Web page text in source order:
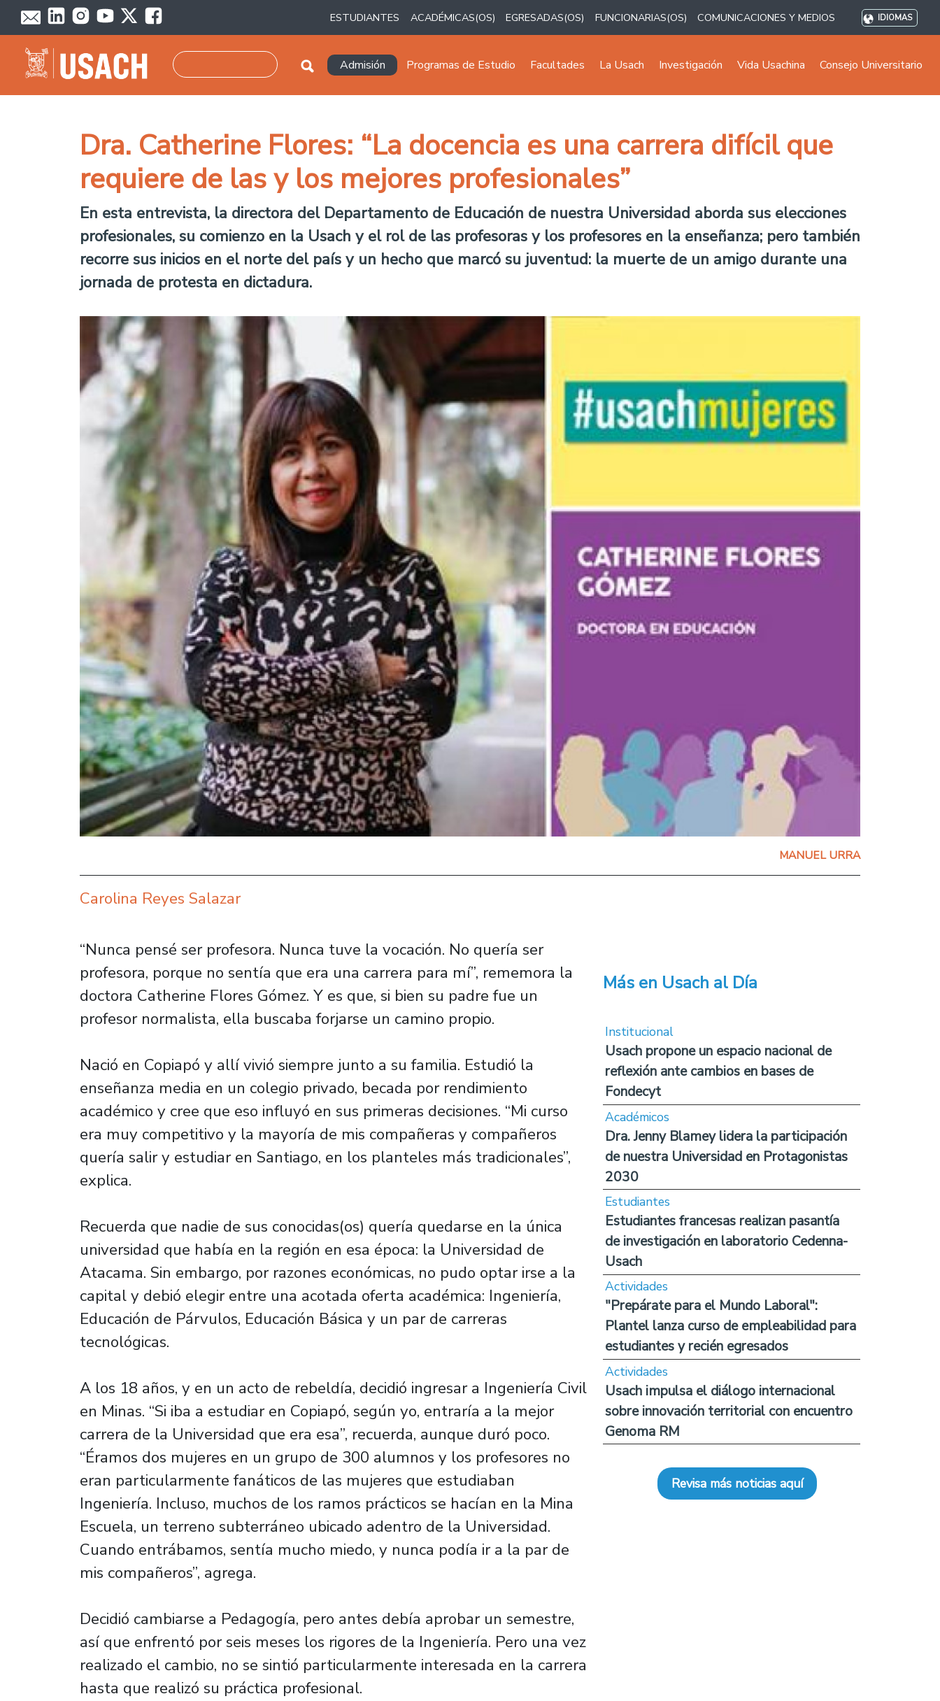
Pasar al contenido principal
ESTUDIANTES ACADÉMICAS(OS) EGRESADAS(OS) FUNCIONARIAS(OS) COMUNICACIONES Y MEDIOS IDIOMAS
Navegación principal
Admisión Programas de Estudio Facultades La Usach Investigación Vida Usachina Consejo Universitario
Dra. Catherine Flores: “La docencia es una carrera difícil que
requiere de las y los mejores profesionales”
En esta entrevista, la directora del Departamento de Educación de nuestra Universidad aborda sus elecciones
profesionales, su comienzo en la Usach y el rol de las profesoras y los profesores en la enseñanza; pero también
recorre sus inicios en el norte del país y un hecho que marcó su juventud: la muerte de un amigo durante una
jornada de protesta en dictadura.
MANUEL URRA
Carolina Reyes Salazar
“Nunca pensé ser profesora. Nunca tuve la vocación. No quería ser
profesora, porque no sentía que era una carrera para mí”, rememora la
doctora Catherine Flores Gómez. Y es que, si bien su padre fue un
profesor normalista, ella buscaba forjarse un camino propio.
Nació en Copiapó y allí vivió siempre junto a su familia. Estudió la
enseñanza media en un colegio privado, becada por rendimiento
académico y cree que eso influyó en sus primeras decisiones. “Mi curso
era muy competitivo y la mayoría de mis compañeras y compañeros
quería salir y estudiar en Santiago, en los planteles más tradicionales”,
explica.
Recuerda que nadie de sus conocidas(os) quería quedarse en la única
universidad que había en la región en esa época: la Universidad de
Atacama. Sin embargo, por razones económicas, no pudo optar irse a la
capital y debió elegir entre una acotada oferta académica: Ingeniería,
Educación de Párvulos, Educación Básica y un par de carreras
tecnológicas.
A los 18 años, y en un acto de rebeldía, decidió ingresar a Ingeniería Civil
en Minas. “Si iba a estudiar en Copiapó, según yo, entraría a la mejor
carrera de la Universidad que era esa”, recuerda, aunque duró poco.
“Éramos dos mujeres en un grupo de 300 alumnos y los profesores no
eran particularmente fanáticos de las mujeres que estudiaban
Ingeniería. Incluso, muchos de los ramos prácticos se hacían en la Mina
Escuela, un terreno subterráneo ubicado adentro de la Universidad.
Cuando entrábamos, sentía mucho miedo, y nunca podía ir a la par de
mis compañeros”, agrega.
Decidió cambiarse a Pedagogía, pero antes debía aprobar un semestre,
así que enfrentó por seis meses los rigores de la Ingeniería. Pero una vez
realizado el cambio, no se sintió particularmente interesada en la carrera
hasta que realizó su práctica profesional.
Más en Usach al Día
Institucional
Usach propone un espacio nacional de
reflexión ante cambios en bases de
Fondecyt
Académicos
Dra. Jenny Blamey lidera la participación
de nuestra Universidad en Protagonistas
2030
Estudiantes
Estudiantes francesas realizan pasantía
de investigación en laboratorio Cedenna-
Usach
Actividades
"Prepárate para el Mundo Laboral":
Plantel lanza curso de empleabilidad para
estudiantes y recién egresados
Actividades
Usach impulsa el diálogo internacional
sobre innovación territorial con encuentro
Genoma RM
Revisa más noticias aquí